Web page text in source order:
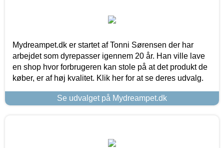
Mydreampet.dk er startet af Tonni Sørensen der har
arbejdet som dyrepasser igennem 20 år. Han ville lave
en shop hvor forbrugeren kan stole på at det produkt de
køber, er af høj kvalitet. Klik her for at se deres udvalg.
Se udvalget på Mydreampet.dk